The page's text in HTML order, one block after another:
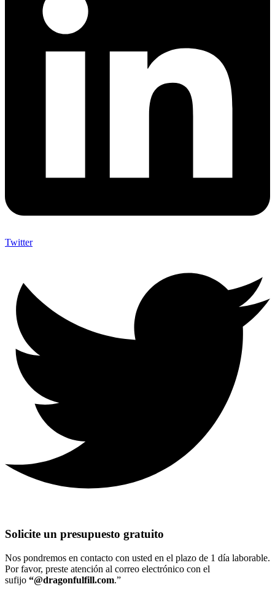
Twitter
Solicite un presupuesto gratuito
Nos pondremos en contacto con usted en el plazo de 1 día laborable.
Por favor, preste atención al correo electrónico con el
sufijo “@dragonfulfill.com.”